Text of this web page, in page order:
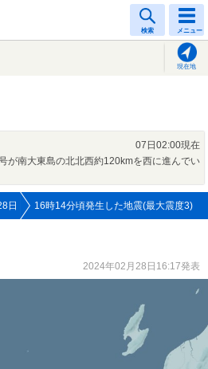
検索 メニュー
現在地
07日02:00現在
が南大東島の北北西約120kmを西に進んでい
日 16時14分頃発生した地震(最大震度3)
2024年02月28日16:17発表